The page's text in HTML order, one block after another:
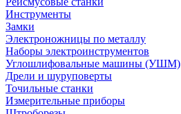
Инструменты
Замки
Электроножницы по металлу
Наборы электроинструментов
Углошлифовальные машины (УШМ)
Дрели и шуруповерты
Точильные станки
Измерительные приборы